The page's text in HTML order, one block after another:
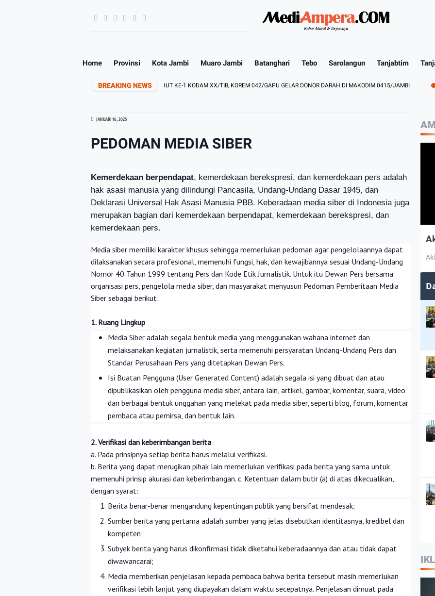
Home Provinsi Kota Jambi Muaro Jambi Batanghari Tebo Sarolangun Tanjabtim
BREAKING NEWS
PERINGATI HUT KE-1 KODAM XX/TIB, KOREM 042/GAPU GELAR DONOR DARAH DI MAKODIM 0415/JAMBI
JANUARI 16, 2025
PEDOMAN MEDIA SIBER
Kemerdekaan berpendapat, kemerdekaan berekspresi, dan kemerdekaan pers adalah
hak asasi manusia yang dilindungi Pancasila, Undang-Undang Dasar 1945, dan
Deklarasi Universal Hak Asasi Manusia PBB. Keberadaan media siber di Indonesia juga
merupakan bagian dari kemerdekaan berpendapat, kemerdekaan berekspresi, dan
kemerdekaan pers.
Media siber memiliki karakter khusus sehingga memerlukan pedoman agar pengelolaannya dapat
dilaksanakan secara profesional, memenuhi fungsi, hak, dan kewajibannya sesuai Undang-Undang
Nomor 40 Tahun 1999 tentang Pers dan Kode Etik Jurnalistik. Untuk itu Dewan Pers bersama
organisasi pers, pengelola media siber, dan masyarakat menyusun Pedoman Pemberitaan Media
Siber sebagai berikut:
1. Ruang Lingkup
Media Siber adalah segala bentuk media yang menggunakan wahana internet dan
melaksanakan kegiatan jurnalistik, serta memenuhi persyaratan Undang-Undang Pers dan
Standar Perusahaan Pers yang ditetapkan Dewan Pers.
Isi Buatan Pengguna (User Generated Content) adalah segala isi yang dibuat dan atau
dipublikasikan oleh pengguna media siber, antara lain, artikel, gambar, komentar, suara, video
dan berbagai bentuk unggahan yang melekat pada media siber, seperti blog, forum, komentar
pembaca atau pemirsa, dan bentuk lain.
2. Verifikasi dan keberimbangan berita
a. Pada prinsipnya setiap berita harus melalui verifikasi.
b. Berita yang dapat merugikan pihak lain memerlukan verifikasi pada berita yang sama untuk
memenuhi prinsip akurasi dan keberimbangan. c. Ketentuan dalam butir (a) di atas dikecualikan,
dengan syarat:
Berita benar-benar mengandung kepentingan publik yang bersifat mendesak;
Sumber berita yang pertama adalah sumber yang jelas disebutkan identitasnya, kredibel dan
kompeten;
Subyek berita yang harus dikonfirmasi tidak diketahui keberadaannya dan atau tidak dapat
diwawancarai;
Media memberikan penjelasan kepada pembaca bahwa berita tersebut masih memerlukan
verifikasi lebih lanjut yang diupayakan dalam waktu secepatnya. Penjelasan dimuat pada